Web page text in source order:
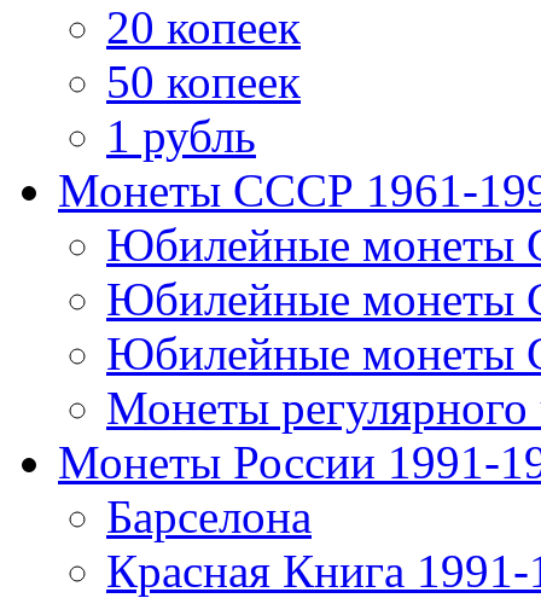
20 копеек
50 копеек
1 рубль
Монеты СССР 1961-
Юбилейные монеты
Юбилейные
Юбилейные
Монеты
Монеты России 1991-
Барселона
Красная Книга 1991-